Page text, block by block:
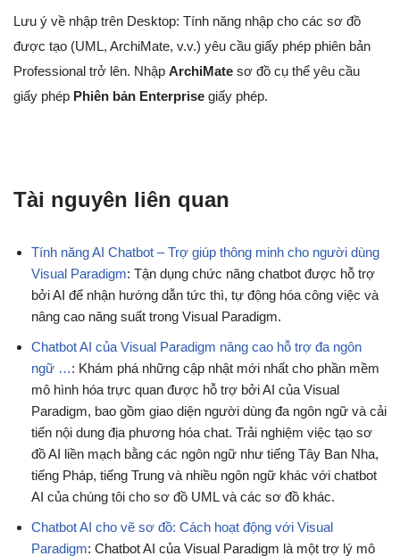
Lưu ý về nhập trên Desktop: Tính năng nhập cho các sơ đồ
được tạo (UML, ArchiMate, v.v.) yêu cầu giấy phép phiên bản
Professional trở lên. Nhập ArchiMate sơ đồ cụ thể yêu cầu
giấy phép Phiên bản Enterprise giấy phép.
Tài nguyên liên quan
Tính năng AI Chatbot – Trợ giúp thông minh cho người dùng
Visual Paradigm: Tận dụng chức năng chatbot được hỗ trợ
bởi AI để nhận hướng dẫn tức thì, tự động hóa công việc và
nâng cao năng suất trong Visual Paradigm.
Chatbot AI của Visual Paradigm nâng cao hỗ trợ đa ngôn
ngữ …: Khám phá những cập nhật mới nhất cho phần mềm
mô hình hóa trực quan được hỗ trợ bởi AI của Visual
Paradigm, bao gồm giao diện người dùng đa ngôn ngữ và cải
tiến nội dung địa phương hóa chat. Trải nghiệm việc tạo sơ
đồ AI liền mạch bằng các ngôn ngữ như tiếng Tây Ban Nha,
tiếng Pháp, tiếng Trung và nhiều ngôn ngữ khác với chatbot
AI của chúng tôi cho sơ đồ UML và các sơ đồ khác.
Chatbot AI cho vẽ sơ đồ: Cách hoạt động với Visual
Paradigm: Chatbot AI của Visual Paradigm là một trợ lý mô